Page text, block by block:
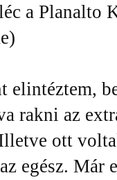
a Planalto
elintéztem,
rakni az
ott
egész.